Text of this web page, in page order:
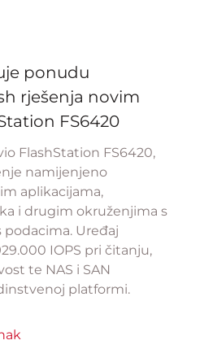
ponudu
rješenja novim
FS6420
FlashStation FS6420,
namijenjeno
aplikacijama,
i drugim okruženjima s
Uređaj
IOPS pri čitanju,
te NAS i SAN
platformi.